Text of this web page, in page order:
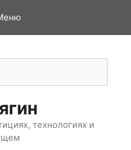
технологиях и